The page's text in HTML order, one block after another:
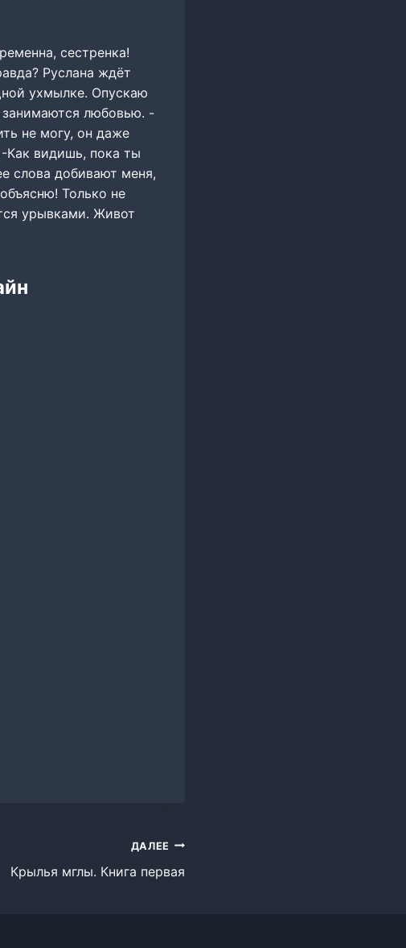
сестренка!
Руслана ждёт
ухмылке. Опускаю
занимаются любовью. -
не могу, он даже
Как видишь, пока ты
слова добивают меня,
Только не
урывками. Живот
ДАЛЕЕ
Крылья мглы. Книга первая